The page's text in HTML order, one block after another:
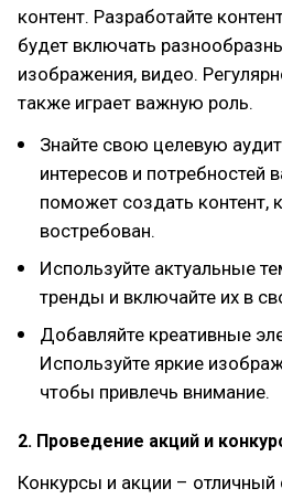
контент. Разработайте
будет включать
изображения, видео.
также играет важную роль.
Знайте свою целевую
интересов и потребностей
поможет создать контент,
востребован.
Используйте актуальные
тренды и включайте их в
Добавляйте креативные
Используйте яркие
чтобы привлечь внимание.
2. Проведение акций и
Конкурсы и акции – отличный